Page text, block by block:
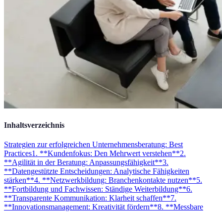
Inhaltsverzeichnis
Strategien zur erfolgreichen Unternehmensberatung: Best
Practices1. **Kundenfokus: Den Mehrwert verstehen**2.
**Agilität in der Beratung: Anpassungsfähigkeit**3.
**Datengestützte Entscheidungen: Analytische Fähigkeiten
stärken**4. **Netzwerkbildung: Branchenkontakte nutzen**5.
**Fortbildung und Fachwissen: Ständige Weiterbildung**6.
**Transparente Kommunikation: Klarheit schaffen**7.
**Innovationsmanagement: Kreativität fördern**8. **Messbare